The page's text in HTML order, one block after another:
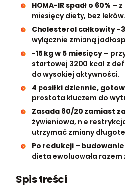
HOMA-IR spadł o 60% – z
miesięcy diety, bez leków.
Cholesterol całkowity
wyłącznie zmianą
−15 kg w 5 miesięcy –
startowej 3200 kcal z
do wysokiej aktywności.
4 posiłki dziennie,
prostota kluczem do
Zasada 80/20 zamiast
żywieniowa, nie
utrzymać zmiany
Po redukcji –
dieta ewoluowała razem
Spis treści